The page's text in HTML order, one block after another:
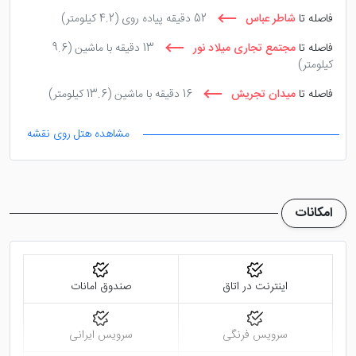
قرارهای کاری می‌باشد. هتل در کافی‌شاپ انواع نوشیدنی‌های
می‌کند.
با اقامت در هتل آرامیس تهران فاصله‌ ی خوبی تا مکان‌ هایی
نظیر میدان ولیعصر، گمرک جمهوری اسلامی ایران، سازمان
خواهید داشت.
هتل جهانگردی دیزین تهران
پامچال تهران
گزینه های دیگر اقامت در شهر تهران
فاصله تا شاطر عباس 52 دقیقه پیاده روی
(4.2 کیلومتر)
فاصله تا مجتمع تجاری میلاد نور 13 دقیقه با ماشین
(9.6
کیلومتر)
فاصله تا میدان تجریش 16 دقیقه با ماشین (13.6 کیلومتر)
مشاهده هتل روی نقشه
امکانات
اینترنت در اتاق صندوق امانات
سرویس فرنگی سرویس ایرانی